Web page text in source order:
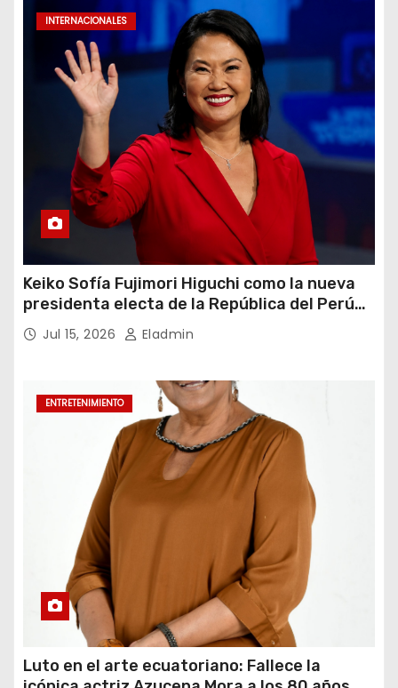
INTERNACIONALES
Keiko Sofía Fujimori Higuchi como la nueva
presidenta electa de la República del Perú
para el periodo constitucional 2026-2031
Jul 15, 2026 Eladmin
ENTRETENIMIENTO
Luto en el arte ecuatoriano: Fallece la